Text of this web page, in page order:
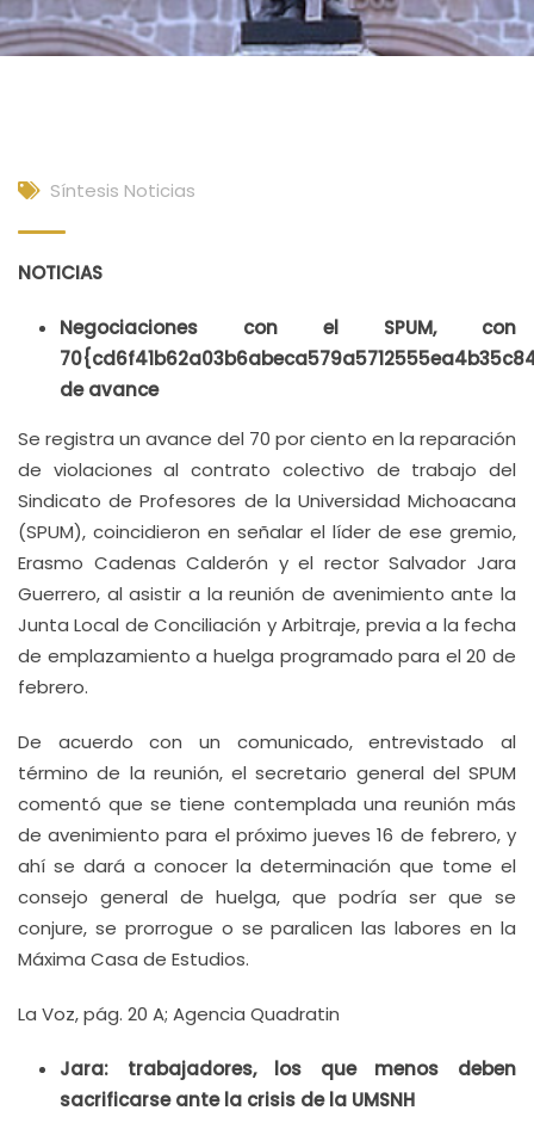
Síntesis Noticias
NOTICIAS
Negociaciones con el SPUM, con
de avance
Se registra un avance del 70 por ciento en la reparación
de violaciones al contrato colectivo de trabajo del
Sindicato de Profesores de la Universidad Michoacana
(SPUM), coincidieron en señalar el líder de ese gremio,
Erasmo Cadenas Calderón y el rector Salvador Jara
Guerrero, al asistir a la reunión de avenimiento ante la
Junta Local de Conciliación y Arbitraje, previa a la fecha
de emplazamiento a huelga programado para el 20 de
febrero.
De acuerdo con un comunicado, entrevistado al
término de la reunión, el secretario general del SPUM
comentó que se tiene contemplada una reunión más
de avenimiento para el próximo jueves 16 de febrero, y
ahí se dará a conocer la determinación que tome el
consejo general de huelga, que podría ser que se
conjure, se prorrogue o se paralicen las labores en la
Máxima Casa de Estudios.
La Voz, pág. 20 A; Agencia Quadratin
Jara: trabajadores, los que menos deben
sacrificarse ante la crisis de la UMSNH